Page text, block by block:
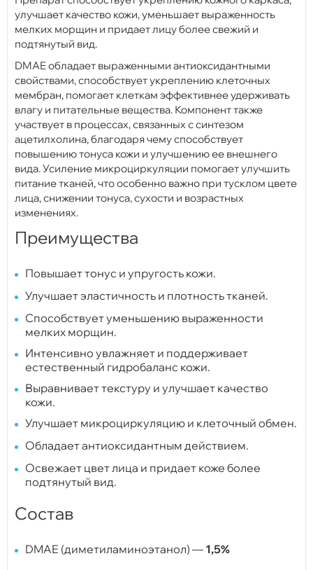
улучшает качество кожи, уменьшает выраженность
мелких морщин и придает лицу более свежий и
подтянутый вид.
DMAE обладает выраженными антиоксидантными
свойствами, способствует укреплению клеточных
мембран, помогает клеткам эффективнее удерживать
влагу и питательные вещества. Компонент также
участвует в процессах, связанных с синтезом
ацетилхолина, благодаря чему способствует
повышению тонуса кожи и улучшению ее внешнего
вида. Усиление микроциркуляции помогает улучшить
питание тканей, что особенно важно при тусклом цвете
лица, снижении тонуса, сухости и возрастных
изменениях.
Преимущества
Повышает тонус и упругость кожи.
Улучшает эластичность и плотность тканей.
Способствует уменьшению выраженности
мелких морщин.
Интенсивно увлажняет и поддерживает
естественный гидробаланс кожи.
Выравнивает текстуру и улучшает качество
кожи.
Улучшает микроциркуляцию и клеточный обмен.
Обладает антиоксидантным действием.
Освежает цвет лица и придает коже более
подтянутый вид.
Состав
DMAE (диметиламиноэтанол) — 1,5%